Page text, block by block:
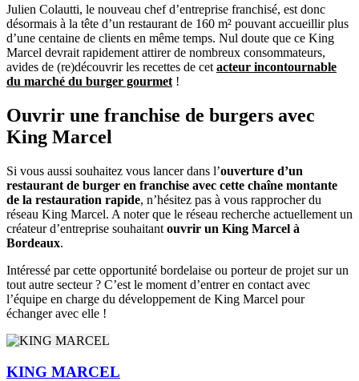
Julien Colautti, le nouveau chef d’entreprise franchisé, est donc
désormais à la tête d’un restaurant de 160 m² pouvant accueillir plus
d’une centaine de clients en même temps. Nul doute que ce King
Marcel devrait rapidement attirer de nombreux consommateurs,
avides de (re)découvrir les recettes de cet acteur incontournable
du marché du burger gourmet !
Ouvrir une franchise de burgers avec
King Marcel
Si vous aussi souhaitez vous lancer dans l’ouverture d’un
restaurant de burger en franchise avec cette chaîne montante
de la restauration rapide, n’hésitez pas à vous rapprocher du
réseau King Marcel. A noter que le réseau recherche actuellement un
créateur d’entreprise souhaitant ouvrir un King Marcel à
Bordeaux.
Intéressé par cette opportunité bordelaise ou porteur de projet sur un
tout autre secteur ? C’est le moment d’entrer en contact avec
l’équipe en charge du développement de King Marcel pour
échanger avec elle !
KING MARCEL